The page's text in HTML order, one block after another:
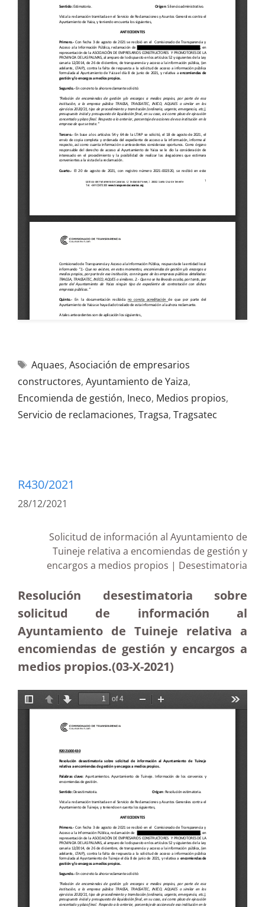
Aquaes, Asociación de empresarios
constructores, Ayuntamiento de Yaiza,
Encomienda de gestión, Ineco, Medios propios,
Servicio de reclamaciones, Tragsa, Tragsatec
R430/2021
28/12/2021
Solicitud de información al Ayuntamiento de
Tuineje relativa a encomiendas de gestión y
encargos a medios propios | Desestimatoria
Resolución desestimatoria sobre
solicitud de información al
Ayuntamiento de Tuineje relativa a
encomiendas de gestión y encargos a
medios propios.(03-X-2021)